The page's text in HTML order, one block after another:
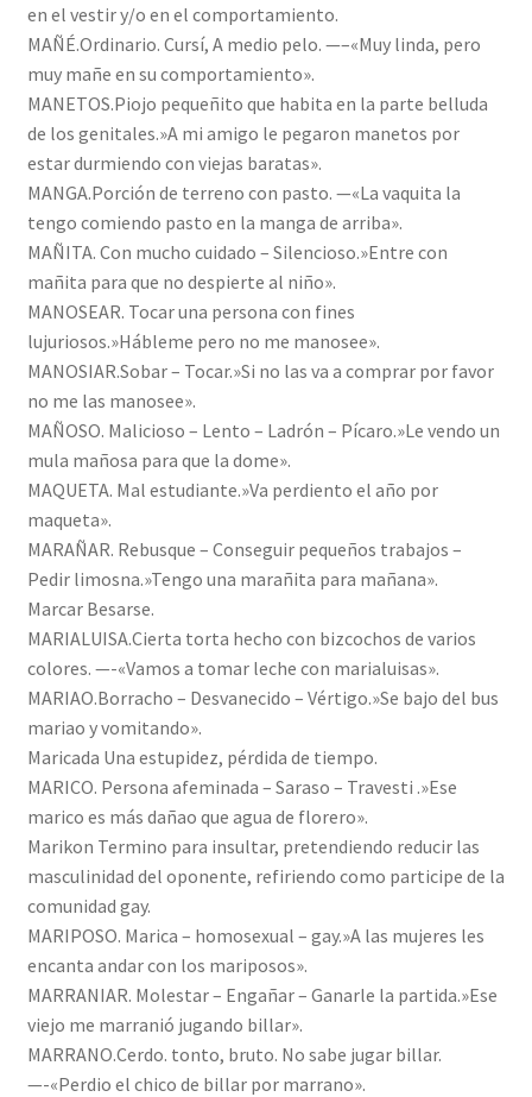
en el vestir y/o en el comportamiento.
MAÑÉ.Ordinario. Cursí, A medio pelo. —–«Muy linda, pero
muy mañe en su comportamiento».
MANETOS.Piojo pequeñito que habita en la parte belluda
de los genitales.»A mi amigo le pegaron manetos por
estar durmiendo con viejas baratas».
MANGA.Porción de terreno con pasto. —«La vaquita la
tengo comiendo pasto en la manga de arriba».
MAÑITA. Con mucho cuidado – Silencioso.»Entre con
mañita para que no despierte al niño».
MANOSEAR. Tocar una persona con fines
lujuriosos.»Hábleme pero no me manosee».
MANOSIAR.Sobar – Tocar.»Si no las va a comprar por favor
no me las manosee».
MAÑOSO. Malicioso – Lento – Ladrón – Pícaro.»Le vendo un
mula mañosa para que la dome».
MAQUETA. Mal estudiante.»Va perdiento el año por
maqueta».
MARAÑAR. Rebusque – Conseguir pequeños trabajos –
Pedir limosna.»Tengo una marañita para mañana».
Marcar Besarse.
MARIALUISA.Cierta torta hecho con bizcochos de varios
colores. —-«Vamos a tomar leche con marialuisas».
MARIAO.Borracho – Desvanecido – Vértigo.»Se bajo del bus
mariao y vomitando».
Maricada Una estupidez, pérdida de tiempo.
MARICO. Persona afeminada – Saraso – Travesti .»Ese
marico es más dañao que agua de florero».
Marikon Termino para insultar, pretendiendo reducir las
masculinidad del oponente, refiriendo como participe de la
comunidad gay.
MARIPOSO. Marica – homosexual – gay.»A las mujeres les
encanta andar con los mariposos».
MARRANIAR. Molestar – Engañar – Ganarle la partida.»Ese
viejo me marranió jugando billar».
MARRANO.Cerdo. tonto, bruto. No sabe jugar billar.
—-«Perdio el chico de billar por marrano».